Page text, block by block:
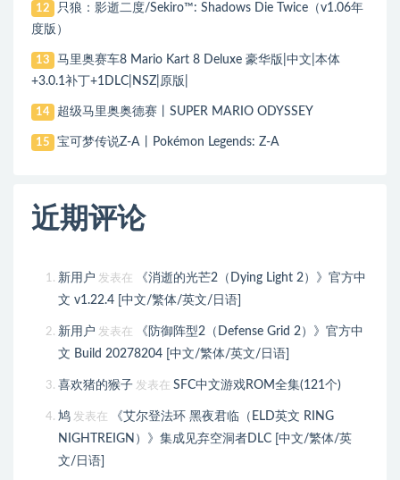
12
只狼：影逝二度/Sekiro™: Shadows Die Twice（v1.06年
度版）
13
马里奥赛车8 Mario Kart 8 Deluxe 豪华版|中文|本体
+3.0.1补丁+1DLC|NSZ|原版|
14 超级马里奥奥德赛丨SUPER MARIO ODYSSEY
15 宝可梦传说Z-A丨Pokémon Legends: Z-A
近期评论
新用户 发表在
《消逝的光芒2（Dying Light 2）》官方中
文 v1.22.4 [中文/繁体/英文/日语]
新用户 发表在
《防御阵型2（Defense Grid 2）》官方中
文 Build 20278204 [中文/繁体/英文/日语]
喜欢猪的猴子 发表在 SFC中文游戏ROM全集(121个)
鸠 发表在
《艾尔登法环 黑夜君临（ELD英文 RING
NIGHTREIGN）》集成见弃空洞者DLC [中文/繁体/英
文/日语]